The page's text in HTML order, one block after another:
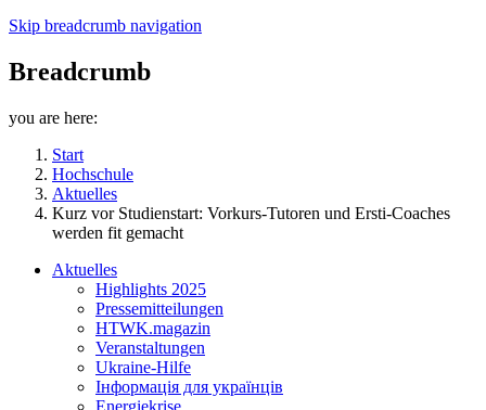
Skip breadcrumb navigation
Breadcrumb
you are here:
Start
Hochschule
Aktuelles
Kurz vor Studienstart: Vorkurs-Tutoren und Ersti-Coaches
werden fit gemacht
Aktuelles
Highlights 2025
Pressemitteilungen
HTWK.magazin
Veranstaltungen
Ukraine-Hilfe
Інформація для українців